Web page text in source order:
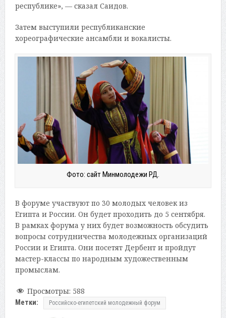
республике», — сказал Саидов.
Затем выступили республиканские
хореографические ансамбли и вокалисты.
Фото: сайт Минмолодежи РД.
В форуме участвуют по 30 молодых человек из
Египта и России. Он будет проходить до 5 сентября.
В рамках форума у них будет возможность обсудить
вопросы сотрудничества молодежных организаций
России и Египта. Они посетят Дербент и пройдут
мастер-классы по народным художественным
промыслам.
Просмотры: 588
Метки: Российско-египетский молодежный форум